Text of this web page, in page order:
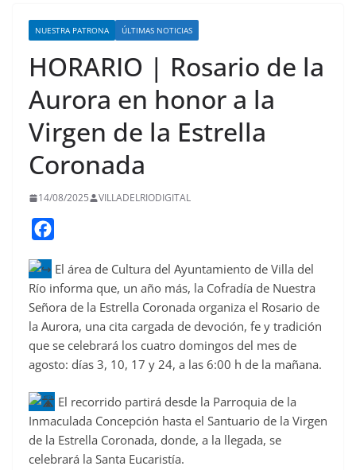
NUESTRA PATRONA ÚLTIMAS NOTICIAS
HORARIO | Rosario de la
Aurora en honor a la
Virgen de la Estrella
Coronada
14/08/2025 VILLADELRIODIGITAL
c
e
o
o
El área de Cultura del Ayuntamiento de Villa del
Río informa que, un año más, la Cofradía de Nuestra
Señora de la Estrella Coronada organiza el Rosario de
la Aurora, una cita cargada de devoción, fe y tradición
que se celebrará los cuatro domingos del mes de
agosto: días 3, 10, 17 y 24, a las 6:00 h de la mañana.
El recorrido partirá desde la Parroquia de la
Inmaculada Concepción hasta el Santuario de la Virgen
de la Estrella Coronada, donde, a la llegada, se
celebrará la Santa Eucaristía.